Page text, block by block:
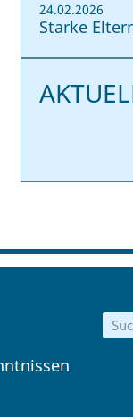
24.02.2026
Starke